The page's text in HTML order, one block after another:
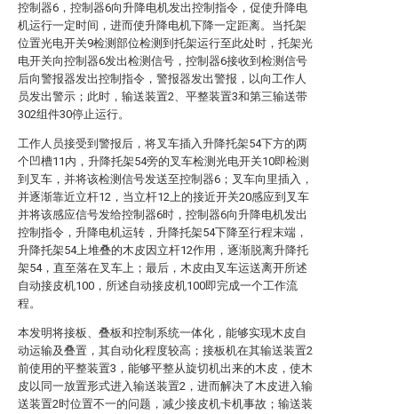
控制器6，控制器6向升降电机发出控制指令，促使升降电
机运行一定时间，进而使升降电机下降一定距离。当托架
位置光电开关9检测部位检测到托架运行至此处时，托架光
电开关向控制器6发出检测信号，控制器6接收到检测信号
后向警报器发出控制指令，警报器发出警报，以向工作人
员发出警示；此时，输送装置2、平整装置3和第三输送带
302组件30停止运行。
工作人员接受到警报后，将叉车插入升降托架54下方的两
个凹槽11内，升降托架54旁的叉车检测光电开关10即检测
到叉车，并将该检测信号发送至控制器6；叉车向里插入，
并逐渐靠近立杆12，当立杆12上的接近开关20感应到叉车
并将该感应信号发给控制器6时，控制器6向升降电机发出
控制指令，升降电机运转，升降托架54下降至行程末端，
升降托架54上堆叠的木皮因立杆12作用，逐渐脱离升降托
架54，直至落在叉车上；最后，木皮由叉车运送离开所述
自动接皮机100，所述自动接皮机100即完成一个工作流
程。
本发明将接板、叠板和控制系统一体化，能够实现木皮自
动运输及叠置，其自动化程度较高；接板机在其输送装置2
前使用的平整装置3，能够平整从旋切机出来的木皮，使木
皮以同一放置形式进入输送装置2，进而解决了木皮进入输
送装置2时位置不一的问题，减少接皮机卡机事故；输送装